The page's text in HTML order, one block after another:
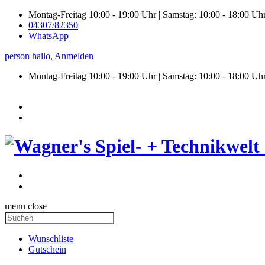
Montag-Freitag 10:00 - 19:00 Uhr | Samstag: 10:00 - 18:00
04307/82350
WhatsApp
person hallo, Anmelden
Montag-Freitag 10:00 - 19:00 Uhr | Samstag: 10:00 - 18:00
menu close
Wunschliste
Gutschein